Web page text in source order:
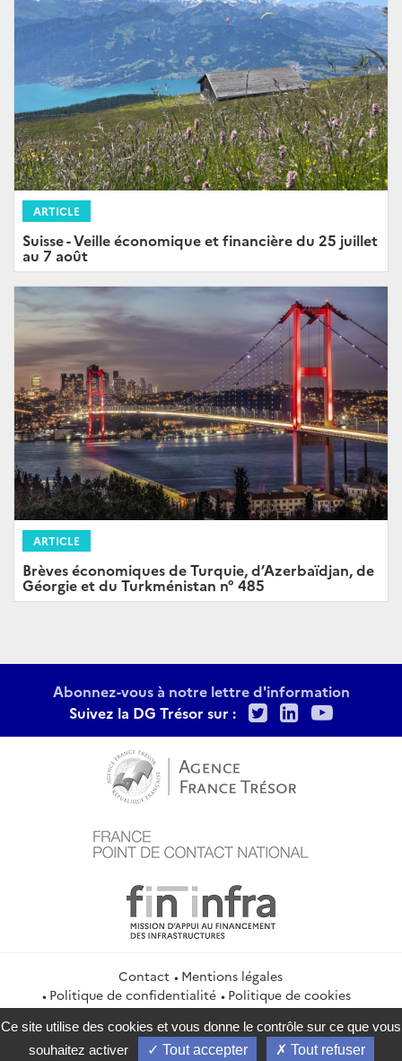
ARTICLE
Suisse - Veille économique et financière du 25 juillet
au 7 août
ARTICLE
Brèves économiques de Turquie, d’Azerbaïdjan, de
Géorgie et du Turkménistan n° 485
Abonnez-vous à notre lettre d'information
Suivez la DG Trésor sur :
TwitterLinkedIn
Contact
Mentions légales
Politique de confidentialité
Politique de cookies
Gestion des cookies
Flux RSS
service-public.gouv.fr
legifrance.gouv.fr
info.gouv.fr
Ce site utilise des cookies et vous donne le contrôle sur ce que vous
souhaitez activer
Tout accepter Tout refuser